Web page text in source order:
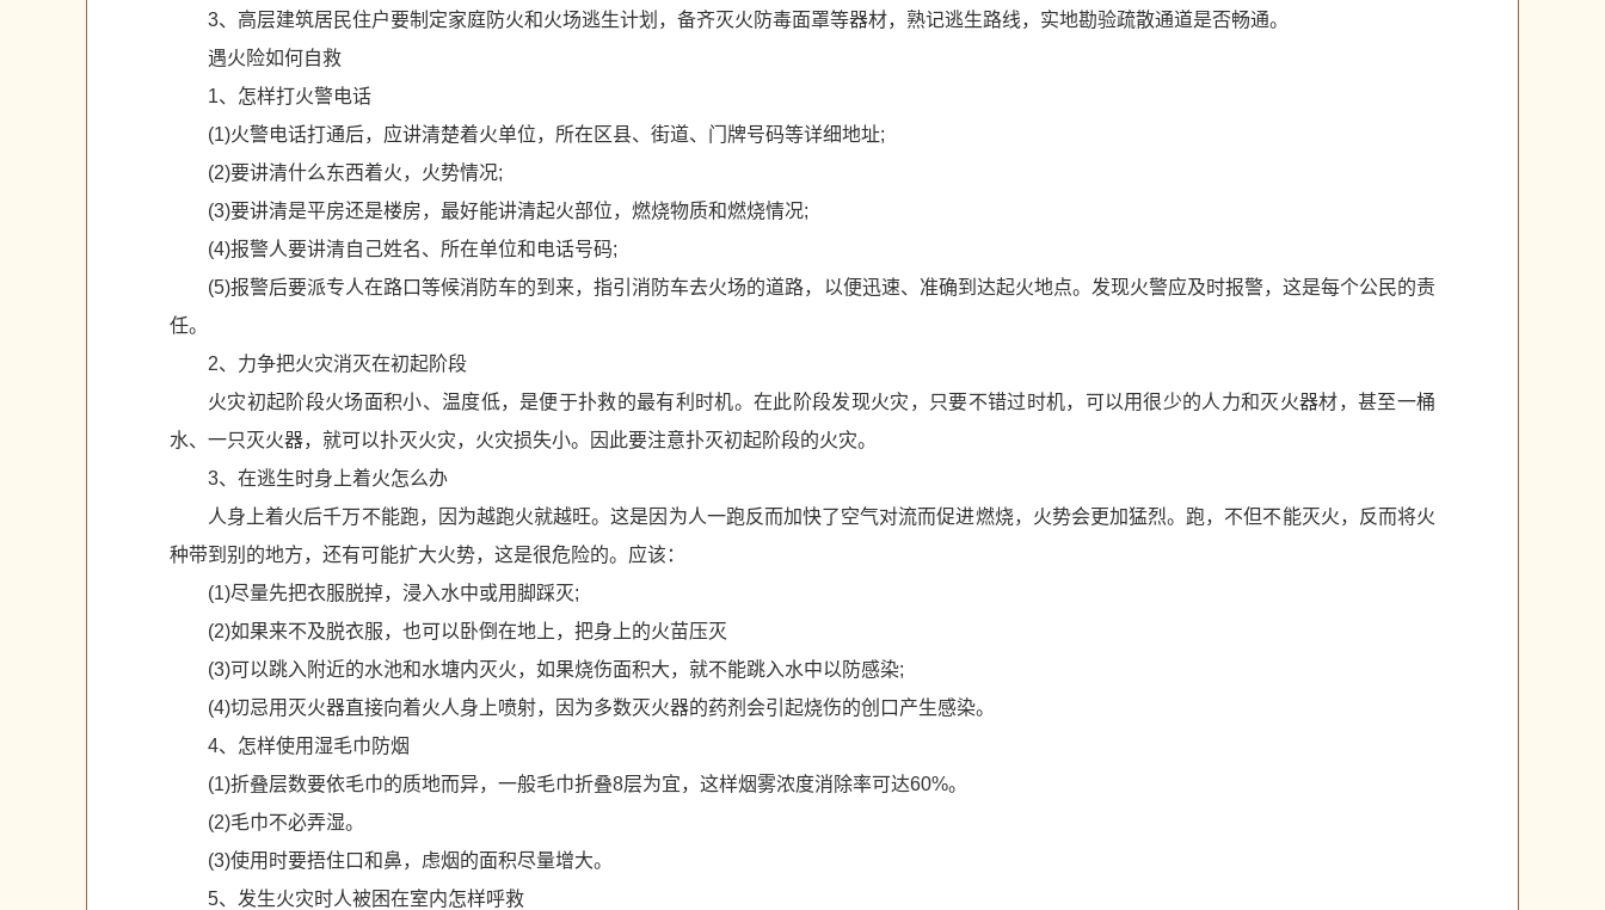
3、高层建筑居民住户要制定家庭防火和火场逃生计划，备齐灭火防毒面罩等器材，熟记逃生路线，实地勘验疏散通道是否畅通。
遇火险如何自救
1、怎样打火警电话
(1)火警电话打通后，应讲清楚着火单位，所在区县、街道、门牌号码等详细地址;
(2)要讲清什么东西着火，火势情况;
(3)要讲清是平房还是楼房，最好能讲清起火部位，燃烧物质和燃烧情况;
(4)报警人要讲清自己姓名、所在单位和电话号码;
(5)报警后要派专人在路口等候消防车的到来，指引消防车去火场的道路，以便迅速、准确到达起火地点。发现火警应及时报警，这是每个公民的责
任。
2、力争把火灾消灭在初起阶段
火灾初起阶段火场面积小、温度低，是便于扑救的最有利时机。在此阶段发现火灾，只要不错过时机，可以用很少的人力和灭火器材，甚至一桶
水、一只灭火器，就可以扑灭火灾，火灾损失小。因此要注意扑灭初起阶段的火灾。
3、在逃生时身上着火怎么办
人身上着火后千万不能跑，因为越跑火就越旺。这是因为人一跑反而加快了空气对流而促进燃烧，火势会更加猛烈。跑，不但不能灭火，反而将火
种带到别的地方，还有可能扩大火势，这是很危险的。应该：
(1)尽量先把衣服脱掉，浸入水中或用脚踩灭;
(2)如果来不及脱衣服，也可以卧倒在地上，把身上的火苗压灭
(3)可以跳入附近的水池和水塘内灭火，如果烧伤面积大，就不能跳入水中以防感染;
(4)切忌用灭火器直接向着火人身上喷射，因为多数灭火器的药剂会引起烧伤的创口产生感染。
4、怎样使用湿毛巾防烟
(1)折叠层数要依毛巾的质地而异，一般毛巾折叠8层为宜，这样烟雾浓度消除率可达60%。
(2)毛巾不必弄湿。
(3)使用时要捂住口和鼻，虑烟的面积尽量增大。
5、发生火灾时人被困在室内怎样呼救